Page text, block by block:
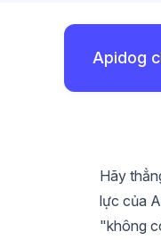
Apidog
Hãy
lực của
"không